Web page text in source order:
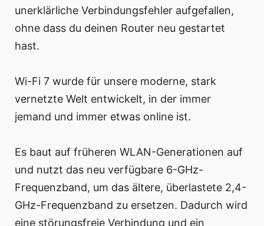
unerklärliche Verbindungsfehler aufgefallen,
ohne dass du deinen Router neu gestartet
hast.
Wi-Fi 7 wurde für unsere moderne, stark
vernetzte Welt entwickelt, in der immer
jemand und immer etwas online ist.
Es baut auf früheren WLAN-Generationen auf
und nutzt das neu verfügbare 6-GHz-
Frequenzband, um das ältere, überlastete 2,4-
GHz-Frequenzband zu ersetzen. Dadurch wird
eine störungsfreie Verbindung und ein